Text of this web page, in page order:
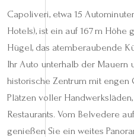
Capoliveri, etwa 15
Hotels), ist ein auf 167 m
Hügel, das atemberaubende
Ihr Auto unterhalb der Mauern
historische Zentrum mit engen
Plätzen voller
Restaurants. Vom Belvedere
genießen Sie ein weites